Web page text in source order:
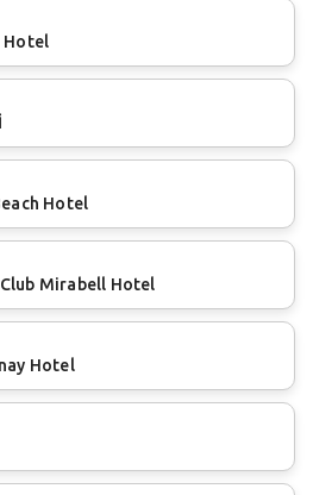
Hotel
Hotel
Mirabell Hotel
Hotel